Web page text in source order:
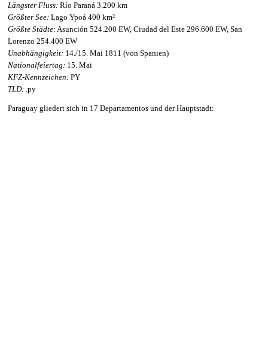
Längster Fluss: Río Paraná 3.200 km
Größter See: Lago Ypoá 400 km²
Größte Städte:Asunción 524.200 EW, Ciudad del Este 296.600 EW, San
Lorenzo 254.400 EW
Unabhängigkeit: 14./15. Mai 1811 (von Spanien)
Nationalfeiertag: 15. Mai
KFZ-Kennzeichen: PY
TLD: .py
Paraguay gliedert sich in 17 Departamentos und der Hauptstadt: